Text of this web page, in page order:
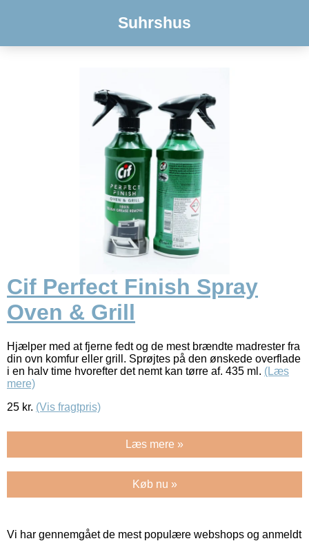
Suhrshus
Cif Perfect Finish Spray
Oven & Grill
Hjælper med at fjerne fedt og de mest brændte madrester fra
din ovn komfur eller grill. Sprøjtes på den ønskede overflade
i en halv time hvorefter det nemt kan tørre af. 435 ml. (Læs
mere)
25 kr. (Vis fragtpris)
Læs mere »
Køb nu »
Vi har gennemgået de mest populære webshops og anmeldt